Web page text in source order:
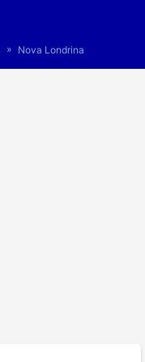
» Nova Londrina